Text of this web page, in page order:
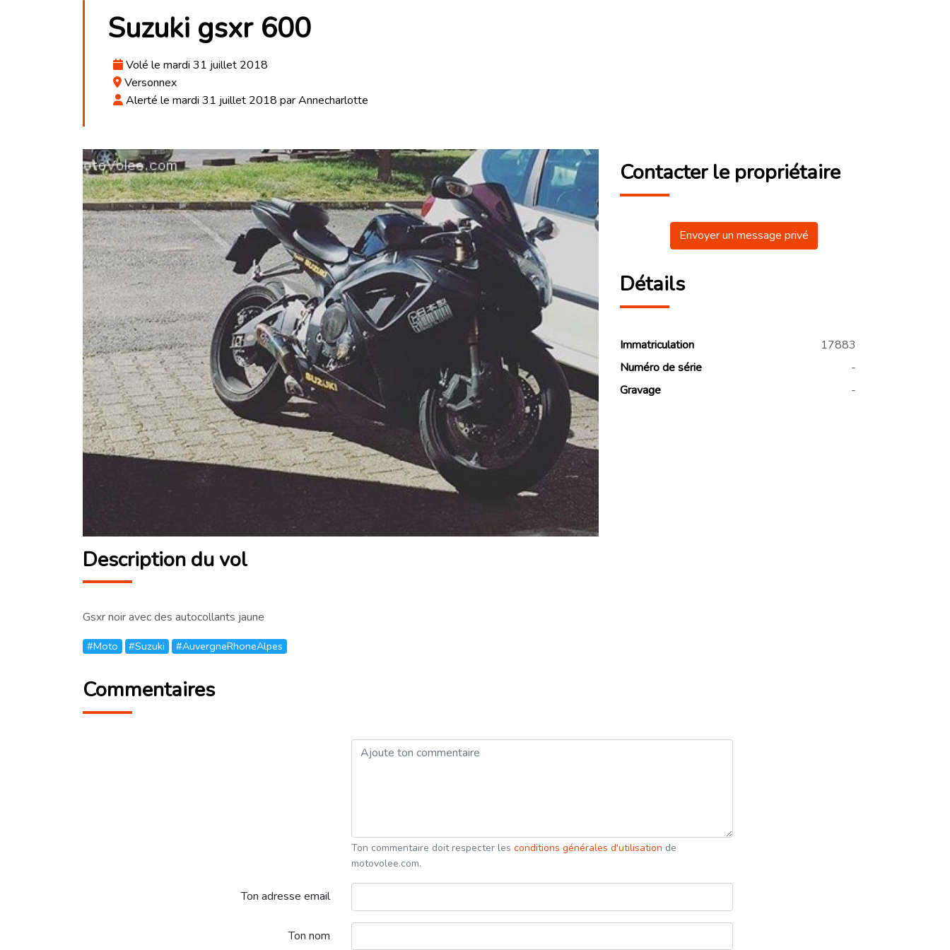
Suzuki gsxr 600
Volé le mardi 31 juillet 2018
Versonnex
Alerté le mardi 31 juillet 2018 par Annecharlotte
Contacter le propriétaire
Envoyer un message privé
Détails
Immatriculation
17883
Numéro de série
-
Gravage
-
Description du vol
Gsxr noir avec des autocollants jaune
#Moto #Suzuki #AuvergneRhoneAlpes
Commentaires
Ton commentaire doit respecter les conditions générales d'utilisation de
motovolee.com.
Ton adresse email
Ton nom